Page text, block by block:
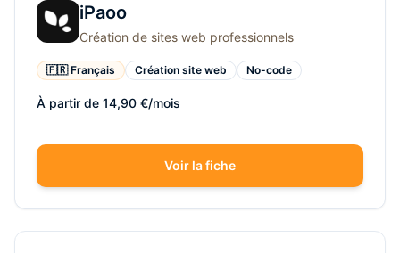
iPaoo
Création de sites web professionnels
🇫🇷 Français Création site web No-code
À partir de 14,90 €/mois
Voir la fiche